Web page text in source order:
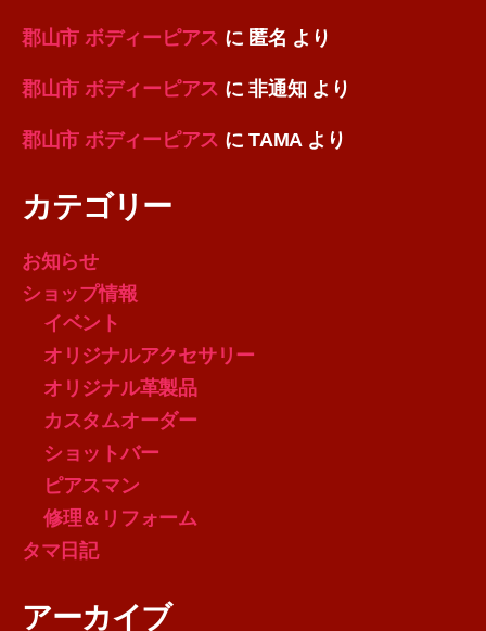
郡山市 ボディーピアス に 匿名 より
郡山市 ボディーピアス に非通知 より
郡山市 ボディーピアス にTAMAより
カテゴリー
お知らせ
ショップ情報
イベント
オリジナルアクセサリー
オリジナル革製品
カスタムオーダー
ショットバー
ピアスマン
修理＆リフォーム
タマ日記
アーカイブ